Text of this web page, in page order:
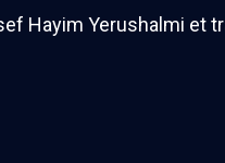
Hayim Yerushalmi et